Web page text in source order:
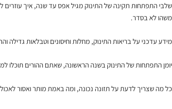
שלבי התפתחות תקינה של התינוק מגיל אפס עד שנה, איך עוזרים
משהו לא בסדר.
מידע עדכני על בריאות התינוק, מחלות וחיסונים וטבלאות גדילה
יומן התפתחות של התינוק בשנה הראשונה, שאתם ההורים תוכלו
כל מה שצריך לדעת על תזונה נכונה, ומה באמת מותר ואסור